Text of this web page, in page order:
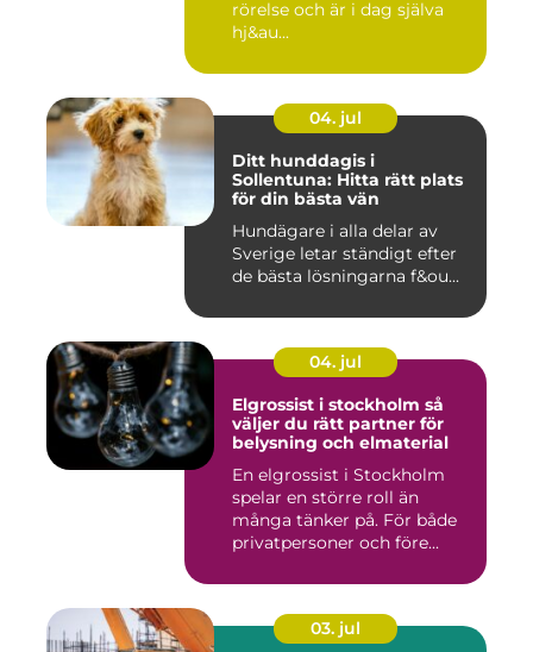
rörelse och är i dag själva
hj&au...
04. jul
Ditt hunddagis i
Sollentuna: Hitta rätt plats
för din bästa vän
Hundägare i alla delar av
Sverige letar ständigt efter
de bästa lösningarna f&ou...
04. jul
Elgrossist i stockholm så
väljer du rätt partner för
belysning och elmaterial
En elgrossist i Stockholm
spelar en större roll än
många tänker på. För både
privatpersoner och före...
03. jul